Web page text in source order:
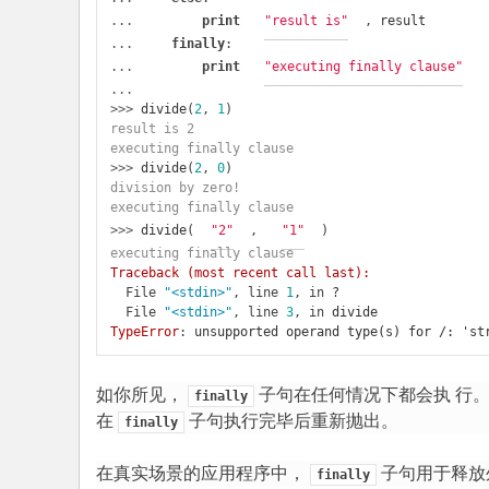
...
print "result is" ,
result
...
finally:
...
print
"executing finally clause"
...
>>> divide(2, 1)
result is 2
executing finally clause
>>> divide(2, 0)
division by zero!
executing finally clause
>>> divide( "2" , "1"
)
executing finally clause
Traceback (most recent call last):
  File
"<stdin>" , line 1, in ?
  File
"<stdin>" , line 3, in divide
TypeError: unsupported operand type(s) for /:
如你所见， finally
子句在任何情况下都会执 行
在
finally 子句执行完毕后重新抛出。
在真实场景的应用程序中， finally 子句用于释